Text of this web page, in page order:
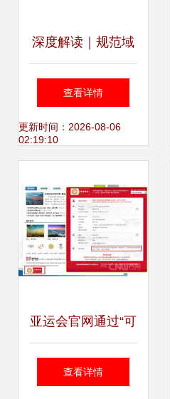
深度解读｜规范域
名注册服务市场专
项行动 重塑互联网
查看详情
更新时间：2026-08-06
02:19:10
亚运会官网通过“可
信网站”验证 网民
查看详情